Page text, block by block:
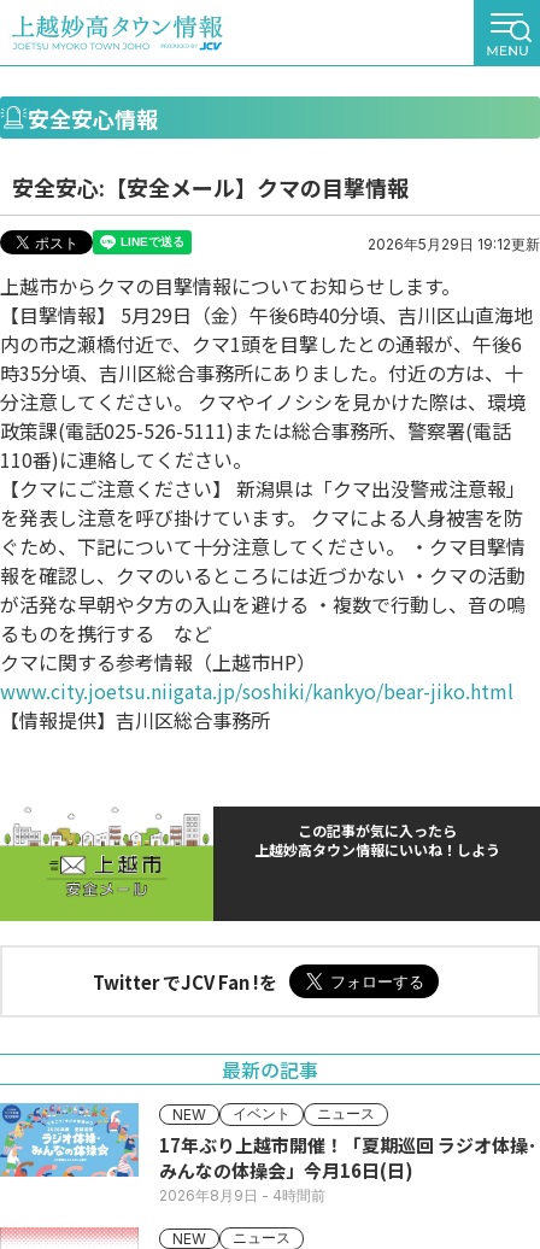
安全安心情報
安全安心:【安全メール】クマの目撃情報
2026年5月29日 19:12更新
上越市からクマの目撃情報についてお知らせします。
【目撃情報】 5月29日（金）午後6時40分頃、吉川区山直海地
内の市之瀬橋付近で、クマ1頭を目撃したとの通報が、午後6
時35分頃、吉川区総合事務所にありました。付近の方は、十
分注意してください。 クマやイノシシを見かけた際は、環境
政策課(電話025-526-5111)または総合事務所、警察署(電話
110番)に連絡してください。
【クマにご注意ください】 新潟県は「クマ出没警戒注意報」
を発表し注意を呼び掛けています。 クマによる人身被害を防
ぐため、下記について十分注意してください。 ・クマ目撃情
報を確認し、クマのいるところには近づかない ・クマの活動
が活発な早朝や夕方の入山を避ける ・複数で行動し、音の鳴
るものを携行する など
クマに関する参考情報（上越市HP）
www.city.joetsu.niigata.jp/soshiki/kankyo/bear-jiko.html
【情報提供】吉川区総合事務所
この記事が気に入ったら
上越妙高タウン情報にいいね！しよう
Twitter でJCV Fan !を
最新の記事
NEW イベント ニュース
17年ぶり上越市開催！「夏期巡回 ラジオ体操･
みんなの体操会」今月16日(日)
2026年8月9日 - 4時間前
NEW ニュース